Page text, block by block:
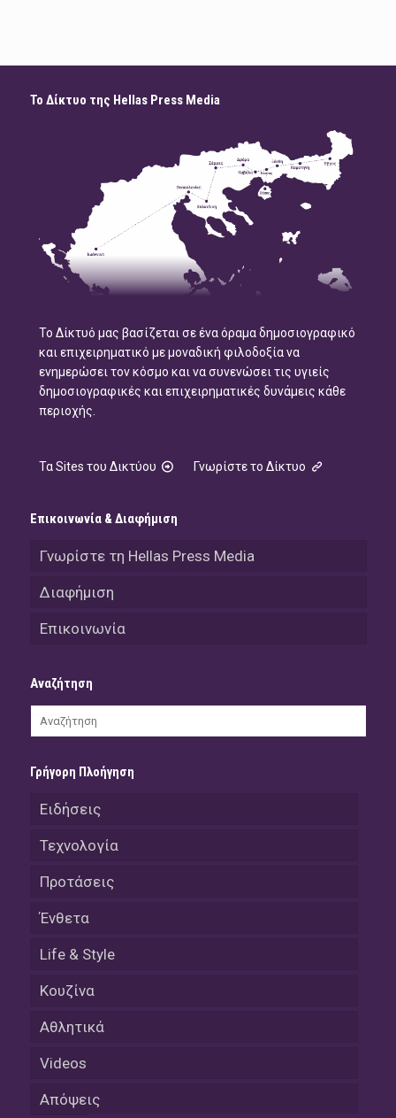
Το Δίκτυο της Hellas Press Media
Το Δίκτυό μας βασίζεται σε ένα όραμα δημοσιογραφικό
και επιχειρηματικό με μοναδική φιλοδοξία να
ενημερώσει τον κόσμο και να συνενώσει τις υγιείς
δημοσιογραφικές και επιχειρηματικές δυνάμεις κάθε
περιοχής.
Τα Sites του Δικτύου Γνωρίστε το Δίκτυο
Επικοινωνία & Διαφήμιση
Γνωρίστε τη Hellas Press Media
Διαφήμιση
Επικοινωνία
Αναζήτηση
Γρήγορη Πλοήγηση
Ειδήσεις
Τεχνολογία
Προτάσεις
Ένθετα
Life & Style
Κουζίνα
Αθλητικά
Videos
Απόψεις